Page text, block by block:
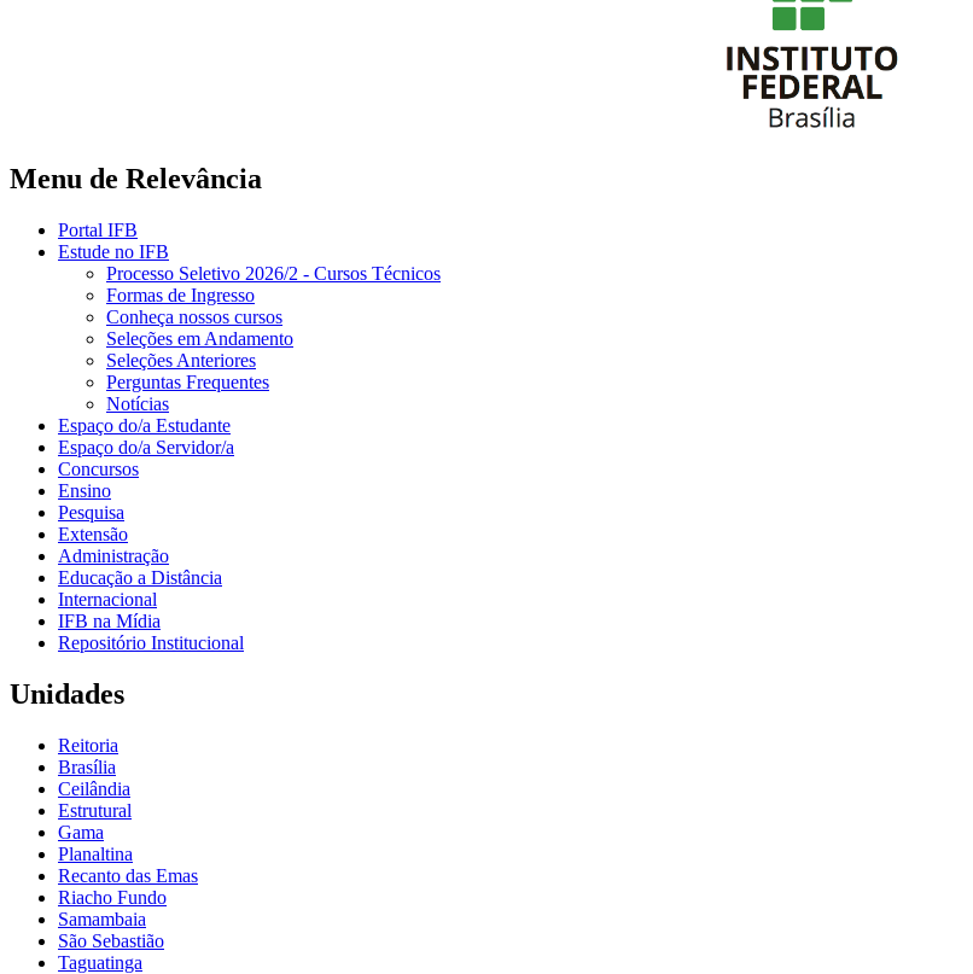
Menu de Relevância
Portal IFB
Estude no IFB
Processo Seletivo 2026/2 - Cursos Técnicos
Formas de Ingresso
Conheça nossos cursos
Seleções em Andamento
Seleções Anteriores
Perguntas Frequentes
Notícias
Espaço do/a Estudante
Espaço do/a Servidor/a
Concursos
Ensino
Pesquisa
Extensão
Administração
Educação a Distância
Internacional
IFB na Mídia
Repositório Institucional
Unidades
Reitoria
Brasília
Ceilândia
Estrutural
Gama
Planaltina
Recanto das Emas
Riacho Fundo
Samambaia
São Sebastião
Taguatinga